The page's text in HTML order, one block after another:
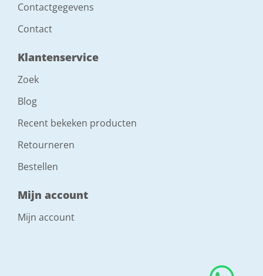
Contactgegevens
Contact
Klantenservice
Zoek
Blog
Recent bekeken producten
Retourneren
Bestellen
Mijn account
Mijn account